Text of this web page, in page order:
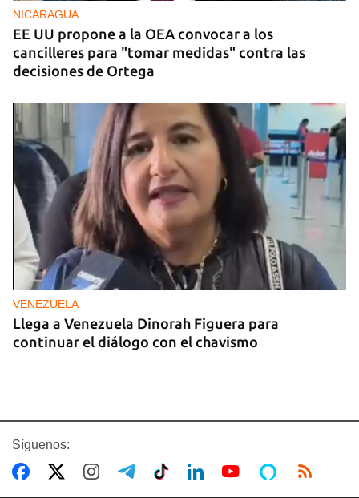
NICARAGUA
EE UU propone a la OEA convocar a los
cancilleres para "tomar medidas" contra las
decisiones de Ortega
VENEZUELA
Llega a Venezuela Dinorah Figuera para
continuar el diálogo con el chavismo
Síguenos: